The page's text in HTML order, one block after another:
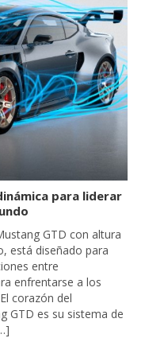
para liderar
GTD con altura
está diseñado para
entre
enfrentarse a los
corazón del
GTD es su sistema de